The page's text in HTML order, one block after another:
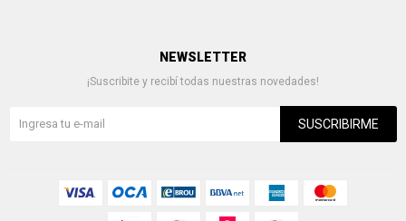
NEWSLETTER
¡Suscribite y recibí todas nuestras novedades!
SUSCRIBIRME